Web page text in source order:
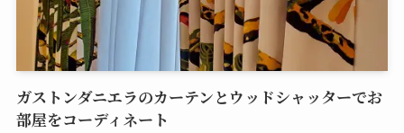
ガストンダニエラのカーテンとウッドシャッターでお
部屋をコーディネート